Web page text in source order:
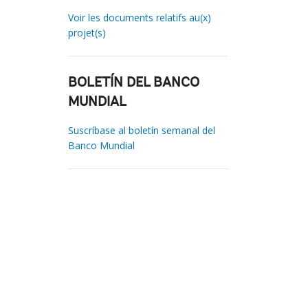
Voir les documents relatifs au(x)
projet(s)
BOLETÍN DEL BANCO
MUNDIAL
Suscríbase al boletín semanal del
Banco Mundial